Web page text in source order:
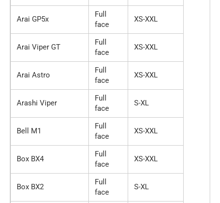
Arai GP5x
Full
face
XS-XXL
Arai Viper GT
Full
face
XS-XXL
Arai Astro
Full
face
XS-XXL
Arashi Viper
Full
face
S-XL
Bell M1
Full
face
XS-XXL
Box BX4
Full
face
XS-XXL
Box BX2
Full
face
S-XL